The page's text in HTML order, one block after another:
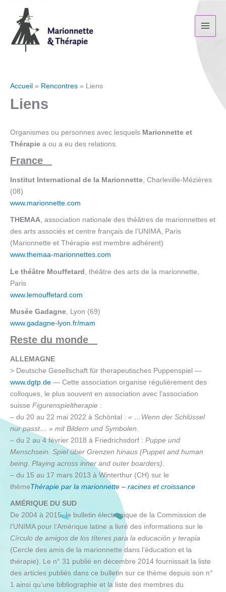
contenu
Accueil Rencontres Liens
Liens
Organismes ou personnes avec lesquels Marionnette et
Thérapie a ou a eu des relations.
France
Institut International de la Marionnette, Charleville-Mézières
(08)
www.marionnette.com
THEMAA, association nationale des théâtres de marionnettes et
des arts associés et centre français de l’UNIMA, Paris
(Marionnette et Thérapie est membre adhérent)
www.themaa-marionnettes.com
Le théâtre Mouffetard , théâtre des arts de la marionnette,
Paris
www.lemouffetard.com
Musée Gadagne , Lyon (69)
www.gadagne-lyon.fr/mam
Reste du monde
ALLEMAGNE
> Deutsche Gesellschaft für therapeutisches Puppenspiel —
www.dgtp.de — Cette association organise régulièrement des
colloques, le plus souvent en association avec l’association
suisse Figurenspieltherapie :
– du 20 au 22 mai 2022 à Schöntal : « …Wenn der Schlüssel
nur passt… » mit Bildern und Symbolen.
– du 2 au 4 février 2018 à Friedrichsdorf : Puppe und
Menschsein. Spiel über Grenzen hinaus (Puppet and human
being. Playing across inner and outer boarders).
– du 15 au 17 mars 2013 à Winterthur (CH) sur le
thèmeThérapie par la marionnette – racines et croissance
AMÉRIQUE DU SUD
De 2004 à 2015, le bulletin électronique de la Commission de
l’UNIMA pour l’Amérique latine a livré des informations sur le
Círculo de amigos de los títeres para la educación y terapia
(Cercle des amis de la marionnette dans l’éducation et la
thérapie). Le n° 31 publié en décembre 2014 fournissait la liste
des articles publiés dans ce bulletin sur ce thème depuis son n°
1 ainsi qu’une bibliographie et la liste des membres du